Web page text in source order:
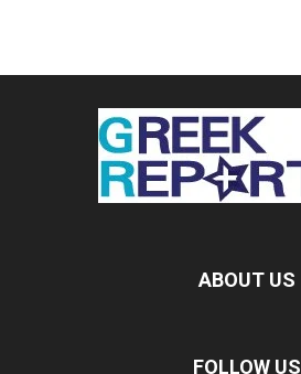
ABOUT US
FOLLOW US